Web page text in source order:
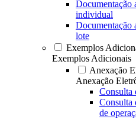
Documentação
individual
Documentação
lote
Exemplos
Exemplos Adicionais
Anexação
Anexação
Consulta
Consulta
de